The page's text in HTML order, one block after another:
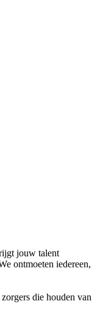
jouw talent
ontmoeten iedereen,
die houden van